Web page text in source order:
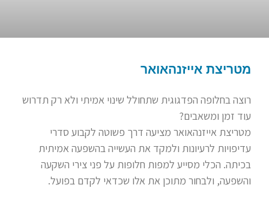
מטריצת אייזנהאואר
רוצה בחלופה הפדגוגית שתחולל שינוי אמיתי ולא רק תדרוש
עוד זמן ומשאבים?
מטריצת אייזנהאואר מציעה דרך פשוטה לקבוע סדרי
עדיפויות לרעיונות ולמקד את העשייה בהשפעה אמיתית
בכיתה. הכלי מסייע למפות חלופות על פני צירי השקעה
והשפעה, ולבחור מתוכן את אלו שכדאי לקדם בפועל.